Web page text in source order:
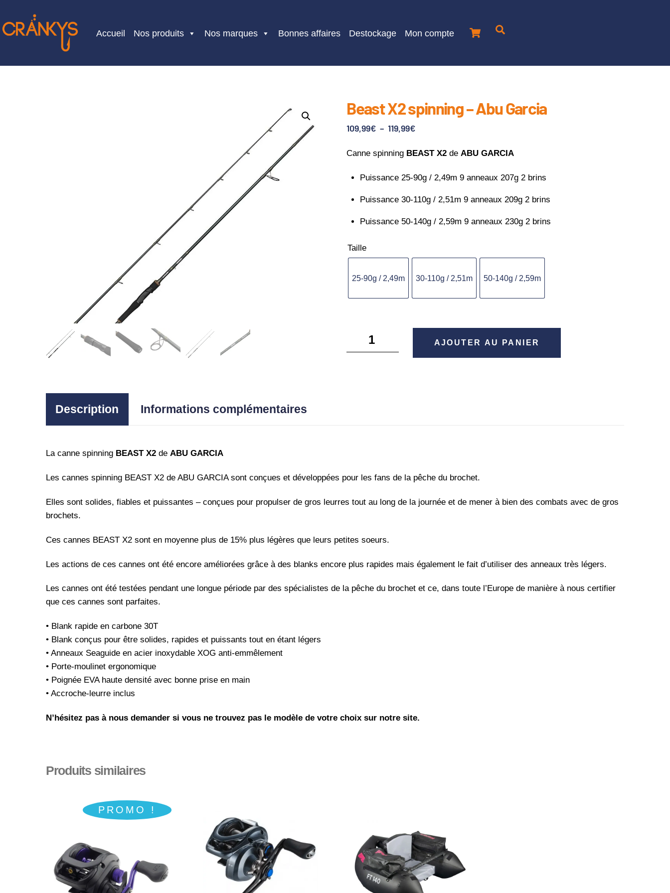
content
Cart
Accueil Nos produits Nos marques Bonnes affaires Destockage Mon compte
Beast X2 spinning – Abu Garcia
109,99€ – 119,99€Plage
prix :
à
119,99€
Canne spinning BEAST X2 deABU GARCIA
Puissance 25-90g / 2,49m 9 anneaux 207g 2 brins
Puissance 30-110g / 2,51m 9 anneaux 209g 2 brins
Puissance 50-140g / 2,59m 9 anneaux 230g 2 brins
Taille
25-90g / 2,49m 30-110g / 2,51m 50-140g / 2,59m
quantité
AJOUTER AU PANIER
Description Informations complémentaires
La canne spinning BEAST X2 de ABU GARCIA
Les cannes spinning BEAST X2 de ABU GARCIA sont conçues et développées pour les fans de la pêche du brochet.
Elles sont solides, fiables et puissantes – conçues pour propulser de gros leurres tout au long de la journée et de mener à bien des combats avec de gros
brochets.
Ces cannes BEAST X2 sont en moyenne plus de 15% plus légères que leurs petites soeurs.
Les actions de ces cannes ont été encore améliorées grâce à des blanks encore plus rapides mais également le fait d’utiliser des anneaux très légers.
Les cannes ont été testées pendant une longue période par des spécialistes de la pêche du brochet et ce, dans toute l’Europe de manière à nous certifier
que ces cannes sont parfaites.
• Blank rapide en carbone 30T
• Blank conçus pour être solides, rapides et puissants tout en étant légers
• Anneaux Seaguide en acier inoxydable XOG anti-emmêlement
• Porte-moulinet ergonomique
• Poignée EVA haute densité avec bonne prise en main
• Accroche-leurre inclus
N’hésitez pas à nous demander si vous ne trouvez pas le modèle de votre choix sur notre site.
Produits similaires
PROMO !